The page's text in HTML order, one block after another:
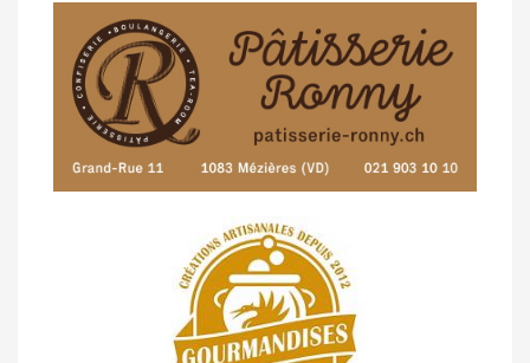
07/05 - Classement Route -
Blonay-Les
Pléiades (GdR #3)
23/04 - Classement Route -4e Pringy -
Moléson (TdC #3)
14/04 -Photos -Les photos du 5e GP
14/04 -Classement Route -
Semsales (TdC #2)